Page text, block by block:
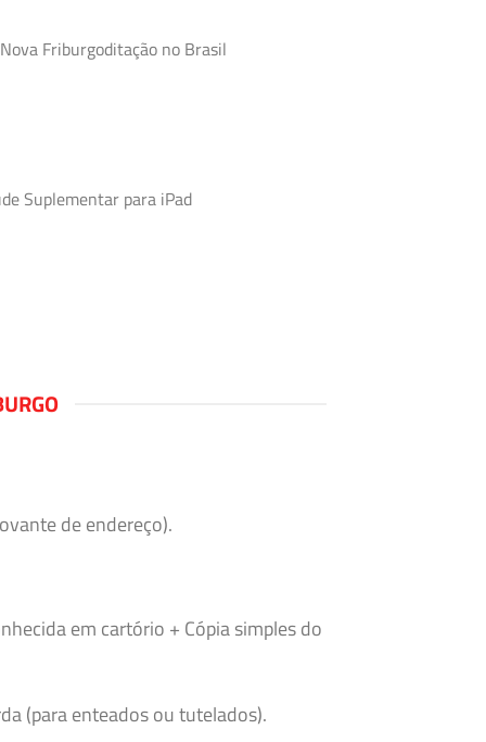
Friburgoditação no Brasil
Suplementar para iPad
de endereço).
em cartório + Cópia simples do
(para enteados ou tutelados).